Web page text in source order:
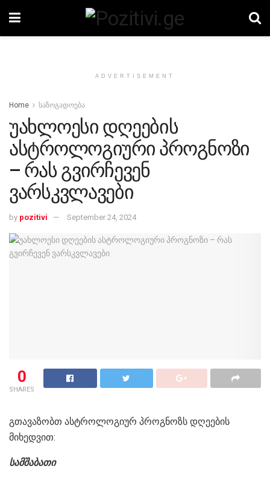
ADVERTISEMENT
Home საზოგადოება
უახლოესი დღეების
ასტროლოგიური პროგნოზი
– რას გვირჩევენ
ვარსკვლავები
by pozitivi September 24, 2024
0
SHARES
გთავაზობთ ასტროლოგიურ პროგნოზს დღეების
მიხედვით:
სამშაბათი